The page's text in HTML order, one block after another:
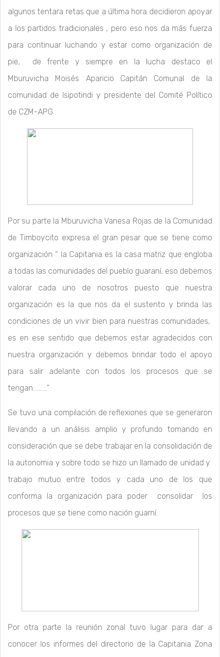
algunos tentara retas que a última hora decidieron apoyar
a los partidos tradicionales , pero eso nos da más fuerza
para continuar luchando y estar como organización de
pie, de frente y siempre en la lucha destaco el
Mburuvicha Moisés Aparicio Capitán Comunal de la
comunidad de Isipotindi y presidente del Comité Político
de CZM-APG .
Por su parte la Mburuvicha Vanesa Rojas de la Comunidad
de Timboycito expresa el gran pesar que se tiene como
organización “ la Capitania es la casa matriz que engloba
a todas las comunidades del pueblo guaraní, eso debemos
valorar cada uno de nosotros puesto que nuestra
organización es la que nos da el sustento y brinda las
condiciones de un vivir bien para nuestras comunidades,
es en ese sentido que debemos estar agradecidos con
nuestra organización y debemos brindar todo el apoyo
para salir adelante con todos los procesos que se
tengan……….”
Se tuvo una compilación de reflexiones que se generaron
llevando a un análisis amplio y profundo tomando en
consideración que se debe trabajar en la consolidación de
la autonomia y sobre todo se hizo un llamado de unidad y
trabajo mutuo entre todos y cada uno de los que
conforma la organización para poder consolidar los
procesos que se tiene como nación guarní.
Por otra parte la reunión zonal tuvo lugar para dar a
conocer los informes del directorio de la Capitania Zona